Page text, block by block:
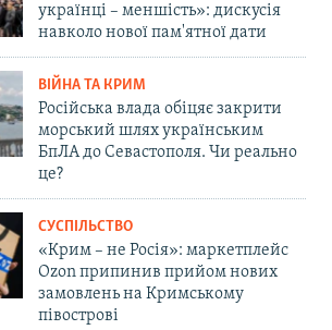
українці – меншість»: дискусія
навколо нової пам'ятної дати
ВІЙНА ТА КРИМ
Російська влада обіцяє закрити
морський шлях українським
БпЛА до Севастополя. Чи реально
це?
СУСПІЛЬСТВО
«Крим – не Росія»: маркетплейс
Ozon припинив прийом нових
замовлень на Кримському
півострові